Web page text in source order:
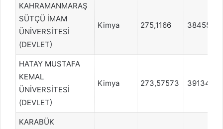
KAHRAMANMARAŞ
SÜTÇÜ İMAM
ÜNİVERSİTESİ
(DEVLET)
Kimya 275,1166 384556
HATAY MUSTAFA
KEMAL
ÜNİVERSİTESİ
(DEVLET)
Kimya 273,57573 391340
KARABÜK